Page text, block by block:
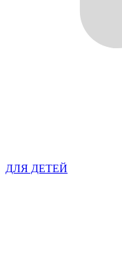
ДЛЯ ДЕТЕЙ